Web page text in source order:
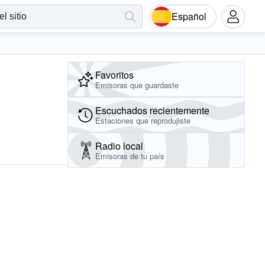
Español
Favoritos
Emisoras que guardaste
Escuchados recientemente
Estaciones que reprodujiste
Radio local
Emisoras de tu país